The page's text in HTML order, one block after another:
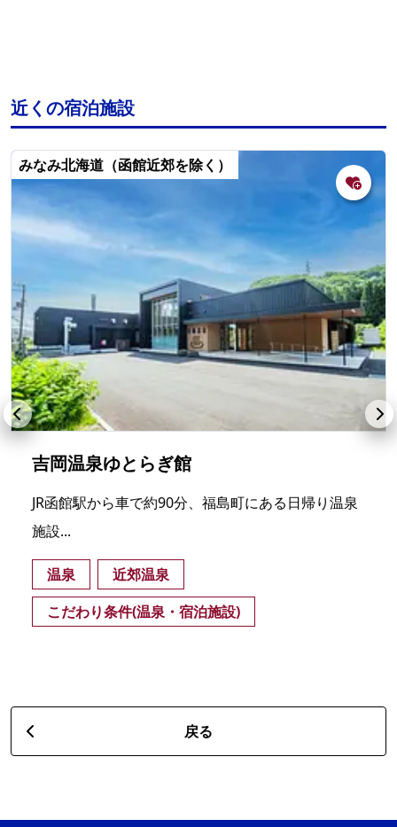
近くの宿泊施設
みなみ北海道（函館近郊を除く）
吉岡温泉ゆとらぎ館
JR函館駅から車で約90分、福島町にある日帰り温泉
施設...
温泉
近郊温泉
こだわり条件(温泉・宿泊施設)
戻る